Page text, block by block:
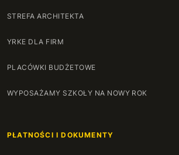
STREFA ARCHITEKTA
YRKE DLA FIRM
PLACÓWKI BUDŻETOWE
WYPOSAŻAMY SZKOŁY NA NOWY ROK
PŁATNOŚCI I DOKUMENTY